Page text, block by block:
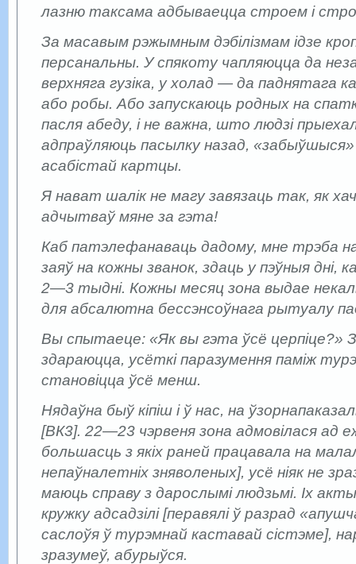
лазню таксама адбываецца строем і
За масавым рэжымным дэбілізмам ідзе
персанальны. У спякоту чапляюцца да
верхняга гузіка, у холад — да паднятага
або робы. Або запускаюць родных на
пасля абеду, і не важна, што людзі
адпраўляюць пасылку назад, «забыўшыся»
асабістай картцы.
Я нават шалік не магу завязаць так, як
адчытваў мяне за гэта!
Каб патэлефанаваць дадому, мне трэба
заяў на кожны званок, здаць у пэўныя дні,
2—3 тыдні. Кожны месяц зона выдае
для абсалютна бессэнсоўнага рытуалу
Вы спытаеце: «Як вы гэта ўсё церпіце?»
здараюцца, усё­ткі паразумення паміж
становіцца ўсё менш.
Нядаўна быў кіпіш і ў нас, на
[ВК­3]. 22—23 чэрвеня зона адмовілася ад
большасць з якіх раней працавала на
непаўналетніх зняволеных], усё ніяк не
маюць справу з дарослымі людзьмі. Іх
кружку адсадзілі [перавялі ў разрад
саслоўя ў турэмнай каставай сістэме],
зразумеў, абурыўся.